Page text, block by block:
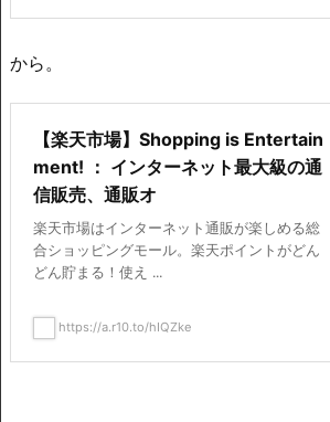
から。
【楽天市場】Shopping is Entertain
ment! ： インターネット最大級の通
信販売、通販オ
楽天市場はインターネット通販が楽しめる総
合ショッピングモール。楽天ポイントがどん
どん貯まる！使え ...
https://a.r10.to/hIQZke